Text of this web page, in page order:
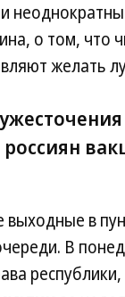
о том, что
желать
выходные в
В